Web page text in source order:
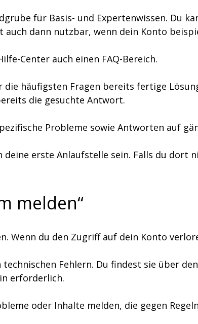
für Basis- und Expertenwissen. Du
dann nutzbar, wenn dein Konto
Center auch einen FAQ-Bereich.
häufigsten Fragen bereits fertige
die gesuchte Antwort.
Probleme sowie Antworten auf
erste Anlaufstelle sein. Falls du
melden“
Wenn du den Zugriff auf dein Konto
Fehlern. Du findest sie über
erforderlich.
oder Inhalte melden, die gegen